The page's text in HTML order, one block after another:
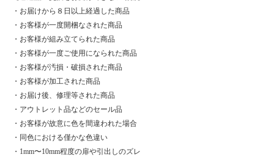
・お届けから８日以上経過した商品
・お客様が一度開梱なされた商品
・お客様が組み立てられた商品
・お客様が一度ご使用になられた商品
・お客様が汚損・破損された商品
・お客様が加工された商品
・お届け後、修理等された商品
・アウトレット品などのセール品
・お客様が故意に色を間違われた場合
・同色における僅かな色違い
・1mm〜10mm程度の扉や引出しのズレ